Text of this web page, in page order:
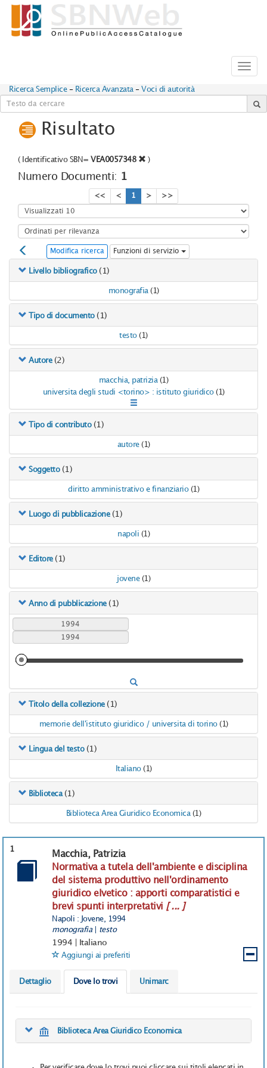
Ricerca Semplice - Ricerca Avanzata - Voci di autorità
Risultato
( Identificativo SBN= VEA0057348 )
Numero Documenti: 1
<< < 1 > >>
Modifica ricerca Funzioni di servizio
Livello bibliografico (1)
monografia (1)
Tipo di documento (1)
testo (1)
Autore (2)
macchia, patrizia (1)
universita degli studi <torino> : istituto giuridico (1)
Tipo di contributo (1)
autore (1)
Soggetto (1)
diritto amministrativo e finanziario (1)
Luogo di pubblicazione (1)
napoli (1)
Editore (1)
jovene (1)
Anno di pubblicazione (1)
Titolo della collezione (1)
memorie dell'istituto giuridico / universita di torino (1)
Lingua del testo (1)
Italiano (1)
Biblioteca (1)
Biblioteca Area Giuridico Economica (1)
1
Macchia, Patrizia
Normativa a tutela dell'ambiente e disciplina
del sistema produttivo nell'ordinamento
giuridico elvetico : apporti comparatistici e
brevi spunti interpretativi [ ... ]
Napoli : Jovene, 1994
monografia| testo
1994 Italiano
Aggiungi ai preferiti
Dettaglio Dove lo trovi Unimarc
Biblioteca Area Giuridico Economica